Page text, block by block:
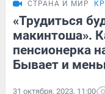
СТРАНА И МИР
«Трудиться
макинтоша».
пенсионерка
Бывает и
31 октября, 2023, 11:00